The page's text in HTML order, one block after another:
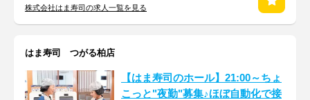
株式会社はま寿司の求人一覧を見る
はま寿司 つがる柏店
【はま寿司のホール】21:00～ちょ
こっと"夜勤"募集♪ほぼ自動化で接